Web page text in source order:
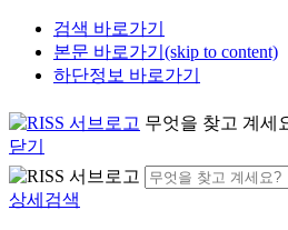
검색 바로가기
본문 바로가기(skip to content)
하단정보 바로가기
무엇을 찾고 계세
닫기
상세검색